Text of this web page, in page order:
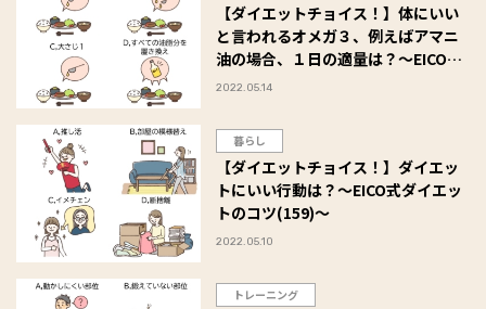
【ダイエットチョイス！】体にいい
と言われるオメガ３、例えばアマニ
油の場合、１日の適量は？～EICO式
ダイエットのコツ(160)～
2022.05.14
暮らし
【ダイエットチョイス！】ダイエッ
トにいい行動は？～EICO式ダイエッ
トのコツ(159)～
2022.05.10
トレーニング